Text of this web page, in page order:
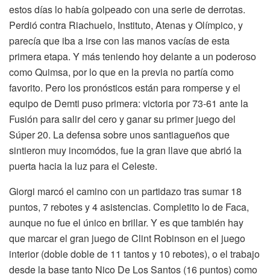
estos días lo había golpeado con una serie de derrotas.
Perdió contra Riachuelo, Instituto, Atenas y Olímpico, y
parecía que iba a irse con las manos vacías de esta
primera etapa. Y más teniendo hoy delante a un poderoso
como Quimsa, por lo que en la previa no partía como
favorito. Pero los pronósticos están para romperse y el
equipo de Demti puso primera: victoria por 73-61 ante la
Fusión para salir del cero y ganar su primer juego del
Súper 20. La defensa sobre unos santiagueños que
sintieron muy incomódos, fue la gran llave que abrió la
puerta hacia la luz para el Celeste.
Giorgi marcó el camino con un partidazo tras sumar 18
puntos, 7 rebotes y 4 asistencias. Completito lo de Faca,
aunque no fue el único en brillar. Y es que también hay
que marcar el gran juego de Clint Robinson en el juego
interior (doble doble de 11 tantos y 10 rebotes), o el trabajo
desde la base tanto Nico De Los Santos (16 puntos) como